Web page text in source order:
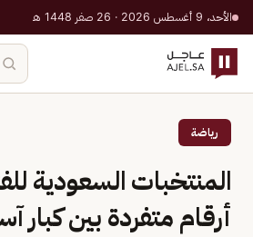
الأحد، 9 أغسطس 2026 · 26 صفر 1448 هـ
رياضة
المنتخبات السعودية
أرقام متفردة بين كبار